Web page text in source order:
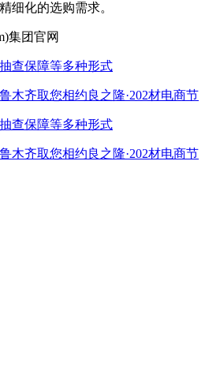
细化的选购需求。
集团官网
查保障等多种形式
木齐取您相约良之隆·202材电商节
查保障等多种形式
木齐取您相约良之隆·202材电商节